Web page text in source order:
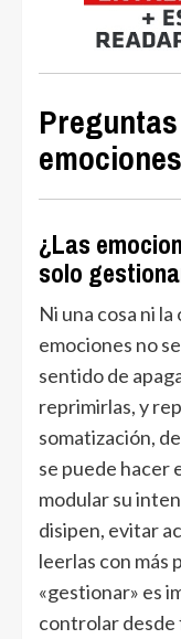
¿Las
solo
Ni una cosa ni
emociones no
sentido de
reprimirlas, y
somatización,
se puede hacer
modular su
disipen, evitar
leerlas con más
«gestionar» es
controlar desde